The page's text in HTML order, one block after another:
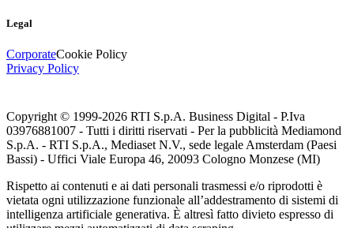
Legal
CorporateCookie Policy
Privacy Policy
Copyright © 1999-2026 RTI S.p.A. Business Digital - P.Iva
03976881007 - Tutti i diritti riservati - Per la pubblicità Mediamond
S.p.A. - RTI S.p.A., Mediaset N.V., sede legale Amsterdam (Paesi
Bassi) - Uffici Viale Europa 46, 20093 Cologno Monzese (MI)
Rispetto ai contenuti e ai dati personali trasmessi e/o riprodotti è
vietata ogni utilizzazione funzionale all’addestramento di sistemi di
intelligenza artificiale generativa. È altresì fatto divieto espresso di